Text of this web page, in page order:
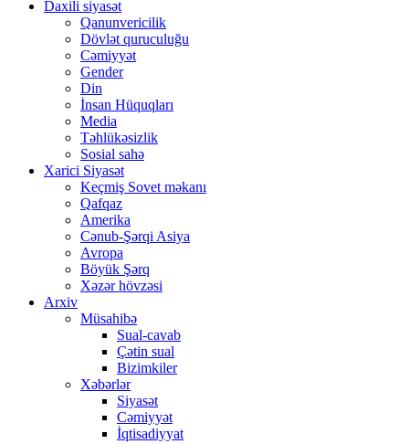
Daxili siyasət
Qanunvericilik
Dövlət quruculuğu
Cəmiyyət
Gender
Din
İnsan Hüquqları
Media
Təhlükəsizlik
Sosial sahə
Xarici Siyasət
Keçmiş Sovet məkanı
Qafqaz
Amerika
Cənub-Şərqi Asiya
Avropa
Böyük Şərq
Xəzər hövzəsi
Arxiv
Müsahibə
Sual-cavab
Çətin sual
Bizimkiler
Xəbərlər
Siyasət
Cəmiyyət
İqtisadiyyat